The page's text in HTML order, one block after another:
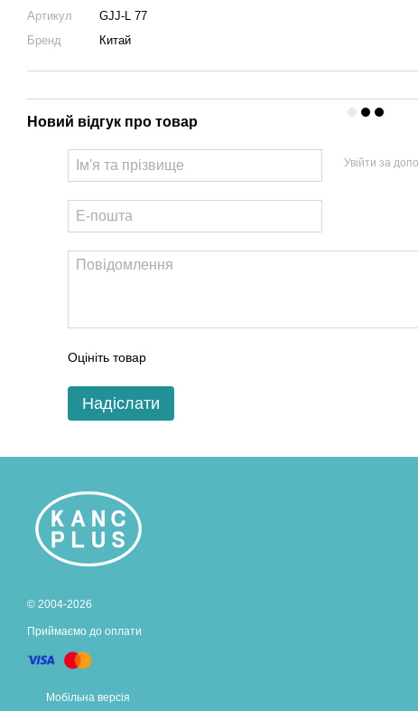
Артикул
GJJ-L 77
Бренд
Китай
Новий відгук про товар
Увійти за
Оцініть товар
Надіслати
© 2004-2026
Приймаємо до оплати
Мобільна версія